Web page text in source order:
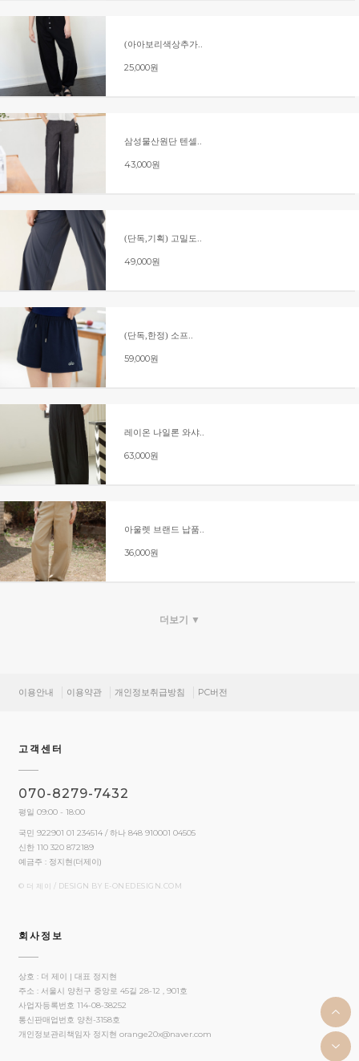
(아아보리색상추가..
25,000원
삼성물산원단 텐셀..
43,000원
(단독,기획) 고밀도..
49,000원
(단독,한정) 소프..
59,000원
레이온 나일론 와샤..
63,000원
아울렛 브랜드 납품..
36,000원
더보기 ▼
이용안내 이용약관 개인정보취급방침 PC버전
고객센터
070-8279-7432
평일 09:00 - 18:00
국민 922901 01 234514 / 하나 848 910001 04505
신한 110 320 872189
예금주 : 정지현(더제이)
© 더 제이 / DESIGN BY E-ONEDESIGN.COM
회사정보
상호 : 더 제이 | 대표 정지현
주소 : 서울시 양천구 중앙로 45길 28-12 , 901호
사업자등록번호 114-08-38252
통신판매업번호 양천-3158호
개인정보관리책임자 정지현 orange20x@naver.com